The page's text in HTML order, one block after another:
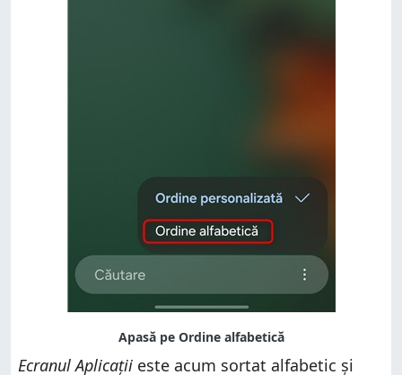
Ecranul Aplicații este acum sortat alfabetic și